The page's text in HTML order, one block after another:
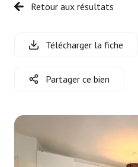
Immobilier
Nous
Immobilier
Le Mans
Retour aux résultats
Télécharger la fiche
Partager ce bien